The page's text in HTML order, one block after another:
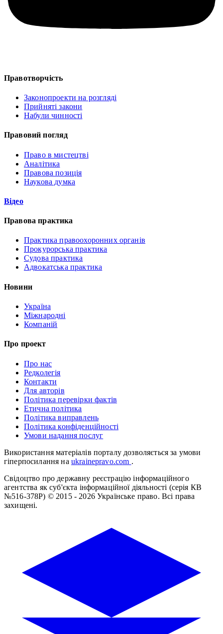
Правотворчість
Законопроекти на розгляді
Прийняті закони
Набули чинності
Правовий погляд
Право в мистецтві
Аналітика
Правова позиція
Наукова думка
Відео
Правова практика
Практика правоохоронних органів
Прокурорська практика
Судова практика
Адвокатська практика
Новини
Україна
Міжнародні
Компаній
Про проект
Про нас
Редколегія
Контакти
Для авторів
Політика перевірки фактів
Етична політика
Політика виправлень
Політика конфіденційності
Умови надання послуг
Використання матеріалів порталу дозволяється за умови
гіперпосилання на ukrainepravo.com .
Свідоцтво про державну реєстрацію інформаційного
агентства як суб'єкта інформаційної діяльності (серія КВ
№516-378Р) © 2015 - 2026 Українське право. Всі права
захищені.